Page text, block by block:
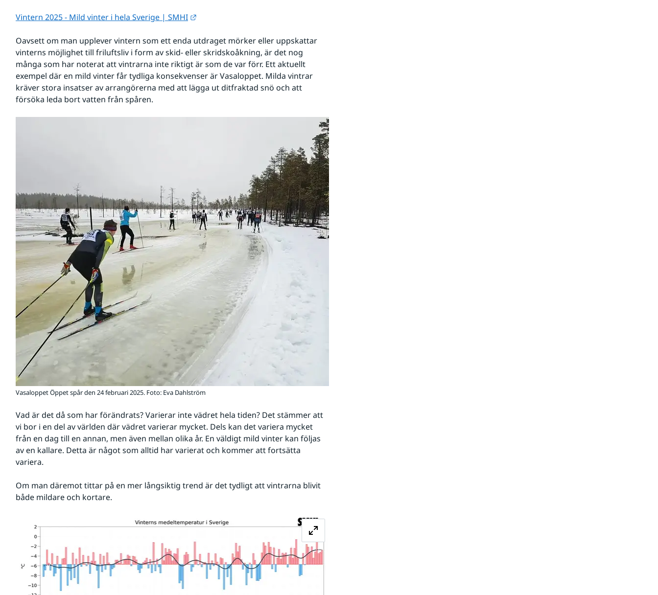
Vintern 2025 - Mild vinter i hela Sverige | SMHI
Oavsett om man upplever vintern som ett enda utdraget mörker eller uppskattar
vinterns möjlighet till friluftsliv i form av skid- eller skridskoåkning, är det nog
många som har noterat att vintrarna inte riktigt är som de var förr. Ett aktuellt
exempel där en mild vinter får tydliga konsekvenser är Vasaloppet. Milda vintrar
kräver stora insatser av arrangörerna med att lägga ut ditfraktad snö och att
försöka leda bort vatten från spåren.
Vasaloppet Öppet spår den 24 februari 2025. Foto: Eva Dahlström
Vad är det då som har förändrats? Varierar inte vädret hela tiden? Det stämmer att
vi bor i en del av världen där vädret varierar mycket. Dels kan det variera mycket
från en dag till en annan, men även mellan olika år. En väldigt mild vinter kan följas
av en kallare. Detta är något som alltid har varierat och kommer att fortsätta
variera.
Om man däremot tittar på en mer långsiktig trend är det tydligt att vintrarna blivit
både mildare och kortare.